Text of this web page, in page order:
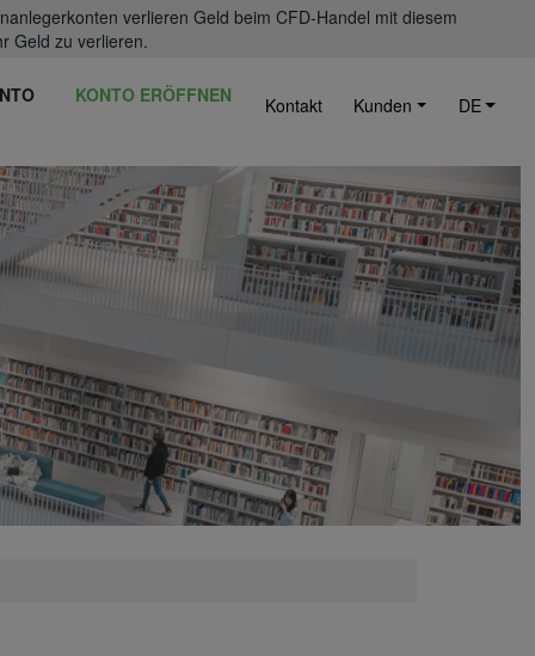
verlieren Geld beim CFD-Handel mit diesem
Geld zu verlieren.
KONTO ERÖFFNEN Kontakt Kunden DE